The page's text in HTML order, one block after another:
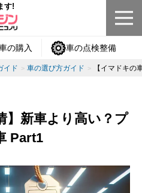
す!
の購入 車の点検整備
イド 車の選び方ガイド 【イマドキ
】新車より高い？プ
Part1